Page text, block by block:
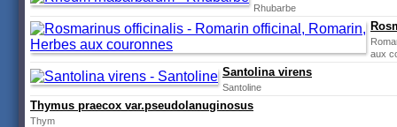
Rhubarbe
aux
Santolina virens
Santoline
Thymus praecox var.pseudolanuginosus
Thym